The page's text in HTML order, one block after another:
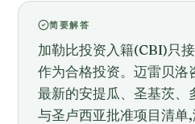
简要解答
加勒比投资入籍(CBI)只
作为合格投资。迈雷贝
最新的安提瓜、圣基茨、
与圣卢西亚批准项目清单